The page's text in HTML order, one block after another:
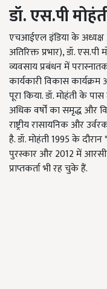
डॉ.एस.पी
एचआईएल इंडिया के
अतिरिक्त प्रभार),डॉ.एस.पी
व्यवसाय प्रबंधन में
कार्यकारी विकास
पूरा किया.डॉ.मोहंती के
अधिक वर्षों का समृद्ध और
राष्ट्रीय रासायनिक और
है.डॉ.मोहंती1995के दौरान
पुरस्कार और2012में
प्राप्तकर्ता भी रह चुके हैं.